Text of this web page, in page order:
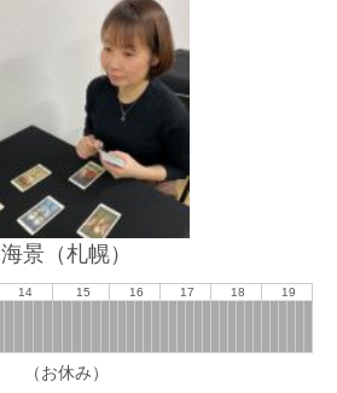
海景（札幌）
14 15 16 17 18 19
（お休み）